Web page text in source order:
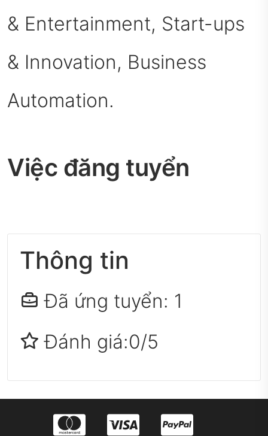
& Entertainment, Start-ups
& Innovation, Business
Automation.
Việc đăng tuyển
Thông tin
Đã ứng tuyển: 1
Đánh giá:0/5